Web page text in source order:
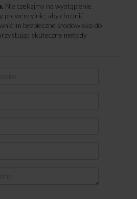
Nie czekajmy na wystąpienie
prewencyjnie, aby chronić
im bezpieczne środowisko do
skuteczne metody